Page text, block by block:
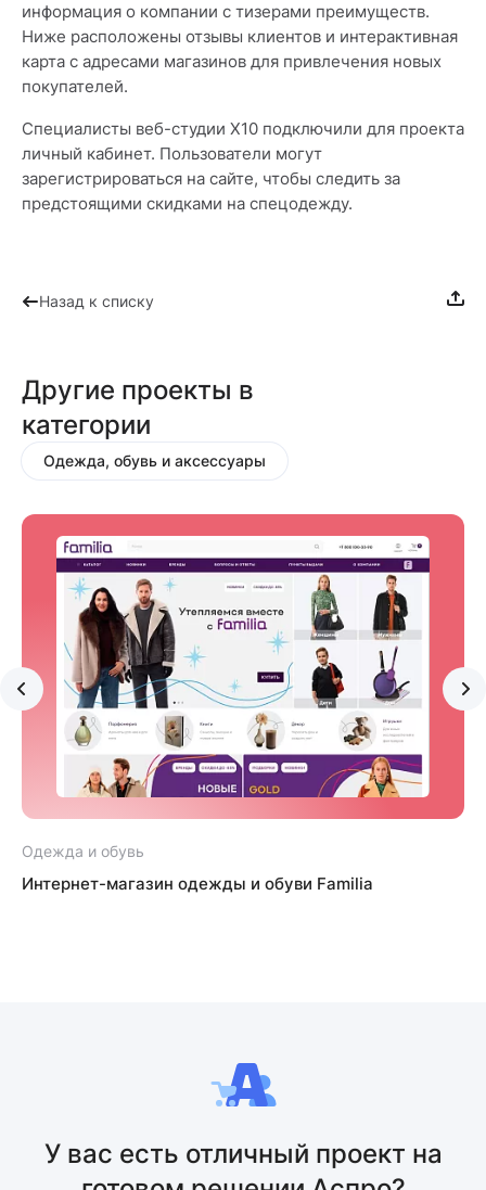
информация о компании с тизерами преимуществ.
Ниже расположены отзывы клиентов и интерактивная
карта с адресами магазинов для привлечения новых
покупателей.
Специалисты веб-студии X10 подключили для проекта
личный кабинет. Пользователи могут
зарегистрироваться на сайте, чтобы следить за
предстоящими скидками на спецодежду.
Назад к списку
Другие проекты в
категории
Одежда, обувь и аксессуары
Одежда и обувь
Интернет-магазин одежды и обуви Familia
У вас есть отличный проект на